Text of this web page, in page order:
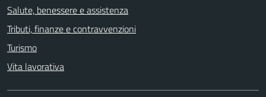
Salute, benessere e assistenza
Tributi, finanze e contravvenzioni
Turismo
Vita lavorativa